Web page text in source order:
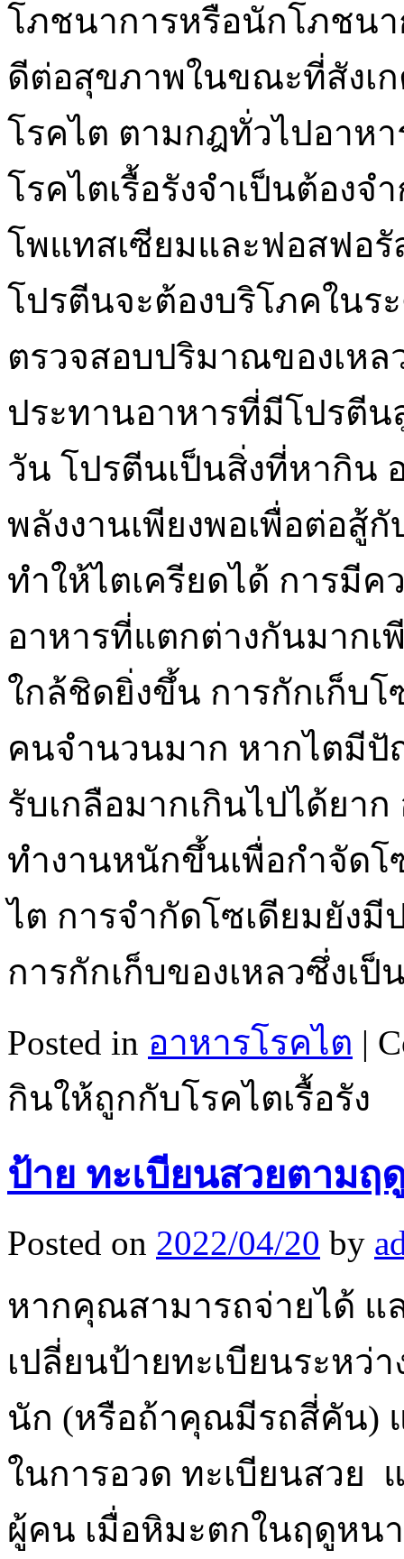
โภชนาการหรือนักโภชนา
ดีต่อสุขภาพในขณะที่สังเ
โรคไต ตามกฎทั่วไปอาห
โรคไตเรื้อรังจำเป็นต้อง
โพแทสเซียมและฟอสฟอรั
โปรตีนจะต้องบริโภคใน
ตรวจสอบปริมาณของเห
ประทานอาหารที่มีโปรตี
วัน โปรตีนเป็นสิ่งที่หากิน
พลังงานเพียงพอเพื่อต่อสู้
ทำให้ไตเครียดได้ การมี
อาหารที่แตกต่างกันมากเ
ใกล้ชิดยิ่งขึ้น การกักเก็บ
คนจำนวนมาก หากไตมีปั
รับเกลือมากเกินไปได้ยา
ทำงานหนักขึ้นเพื่อกำจัดโ
ไต การจำกัดโซเดียมยัง
การกักเก็บของเหลวซึ่งเ
Posted in อาหารโรคไต |
กินให้ถูกกับโรคไตเรื้อรัง
ป้าย ทะเบียนสวยตาม
Posted on 2022/04/20 by
หากคุณสามารถจ่ายได้ แ
เปลี่ยนป้ายทะเบียนระหว่
นัก (หรือถ้าคุณมีรถสี่คัน)
ในการอวด ทะเบียนสวย
ผู้คน เมื่อหิมะตกในฤดูหน